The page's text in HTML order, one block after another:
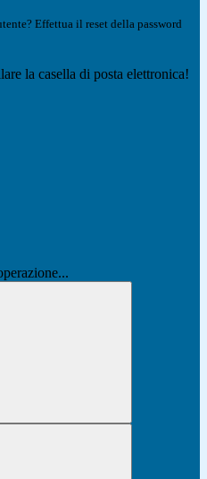
Effettua il reset della password
la casella di posta elettronica!